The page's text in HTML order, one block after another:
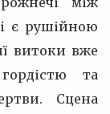
є рушійною
витоки вже
та
Сцена